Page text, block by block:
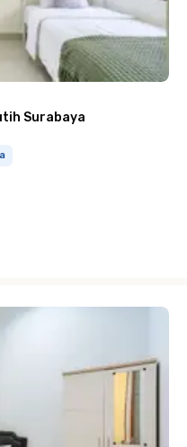
Surabaya